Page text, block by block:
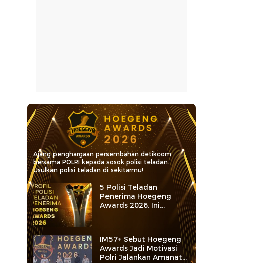
Ajang penghargaan persembahan detikcom
bersama POLRI kepada sosok polisi teladan.
Usulkan polisi teladan di sekitarmu!
5 Polisi Teladan
Penerima Hoegeng
Awards 2026, Ini
Kategori dan Kiprahnya
IM57+ Sebut Hoegeng
Awards Jadi Motivasi
Polri Jalankan Amanat